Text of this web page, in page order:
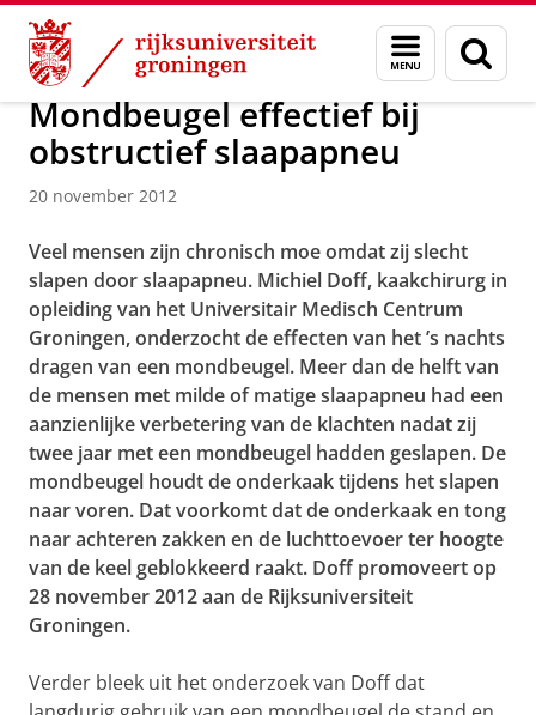
Skip
Content
Skip
Navigation
Menu
en
zoeken
Over ons Actueel Nieuws Nieuwsberichten
Mondbeugel effectief bij
obstructief slaapapneu
20 november 2012
Veel mensen zijn chronisch moe omdat zij slecht
slapen door slaapapneu. Michiel Doff, kaakchirurg in
opleiding van het Universitair Medisch Centrum
Groningen, onderzocht de effecten van het ’s nachts
dragen van een mondbeugel. Meer dan de helft van
de mensen met milde of matige slaapapneu had een
aanzienlijke verbetering van de klachten nadat zij
twee jaar met een mondbeugel hadden geslapen. De
mondbeugel houdt de onderkaak tijdens het slapen
naar voren. Dat voorkomt dat de onderkaak en tong
naar achteren zakken en de luchttoevoer ter hoogte
van de keel geblokkeerd raakt. Doff promoveert op
28 november 2012 aan de Rijksuniversiteit
Groningen.
Verder bleek uit het onderzoek van Doff dat